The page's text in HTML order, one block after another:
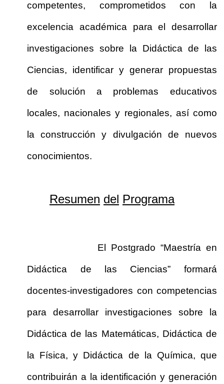
competentes, comprometidos con la
excelencia académica para el desarrollar
investigaciones sobre la Didáctica de las
Ciencias, identificar y generar propuestas
de solución a problemas educativos
locales, nacionales y regionales, así como
la construcción y divulgación de nuevos
conocimientos.
Resumen del Programa
El Postgrado “Maestría en
Didáctica de las Ciencias” formará
docentes-investigadores con competencias
para desarrollar investigaciones sobre la
Didáctica de las Matemáticas, Didáctica de
la Física, y Didáctica de la Química, que
contribuirán a la identificación y generación